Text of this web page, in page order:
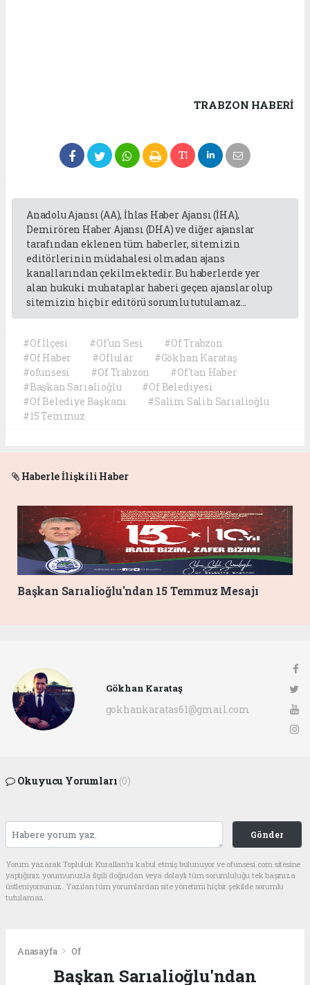
TRABZON HABERİ
Anadolu Ajansı (AA), İhlas Haber Ajansı (İHA),
Demirören Haber Ajansı (DHA) ve diğer ajanslar
tarafından eklenen tüm haberler, sitemizin
editörlerinin müdahalesi olmadan ajans
kanallarından çekilmektedir. Bu haberlerde yer
alan hukuki muhataplar haberi geçen ajanslar olup
sitemizin hiç bir editörü sorumlu tutulamaz...
#Of İlçesi #Of'un Sesi
#Of Trabzon
#Of Haber
#Oflular
#Gökhan Karataş
#ofunsesi
#Of Trabzon
#Of'tan Haber
#Başkan Sarıalioğlu
#Of Belediyesi
#Of Belediye Başkanı
#Salim Salih Sarıalioğlu
#15 Temmuz
Haberle İlişkili Haber
Başkan Sarıalioğlu'ndan 15 Temmuz Mesajı
Gökhan Karataş
gokhankaratas61@gmail.com
Okuyucu Yorumları (0)
Gönder
Yorum yazarak Topluluk Kuralları’nı kabul etmiş bulunuyor ve ofunsesi.com sitesine
yaptığınız yorumunuzla ilgili doğrudan veya dolaylı tüm sorumluluğu tek başınıza
üstleniyorsunuz. Yazılan tüm yorumlardan site yönetimi hiçbir şekilde sorumlu
tutulamaz.
Anasayfa Of
Başkan Sarıalioğlu'ndan